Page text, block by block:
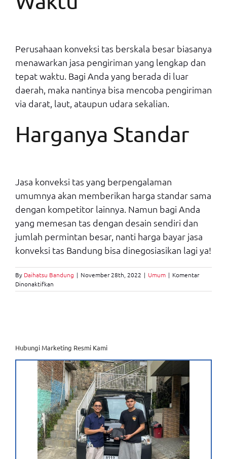
Perusahaan konveksi tas berskala besar biasanya
menawarkan jasa pengiriman yang lengkap dan
tepat waktu. Bagi Anda yang berada di luar
daerah, maka nantinya bisa mencoba pengiriman
via darat, laut, ataupun udara sekalian.
Harganya Standar
Jasa konveksi tas yang berpengalaman
umumnya akan memberikan harga standar sama
dengan kompetitor lainnya. Namun bagi Anda
yang memesan tas dengan desain sendiri dan
jumlah permintan besar, nanti harga bayar jasa
konveksi tas Bandung bisa dinegosiasikan lagi ya!
By Daihatsu Bandung | November 28th, 2022 | Umum | Komentar
Dinonaktifkan
Ini
Berkualitas
Terpercaya
Hubungi Marketing Resmi Kami